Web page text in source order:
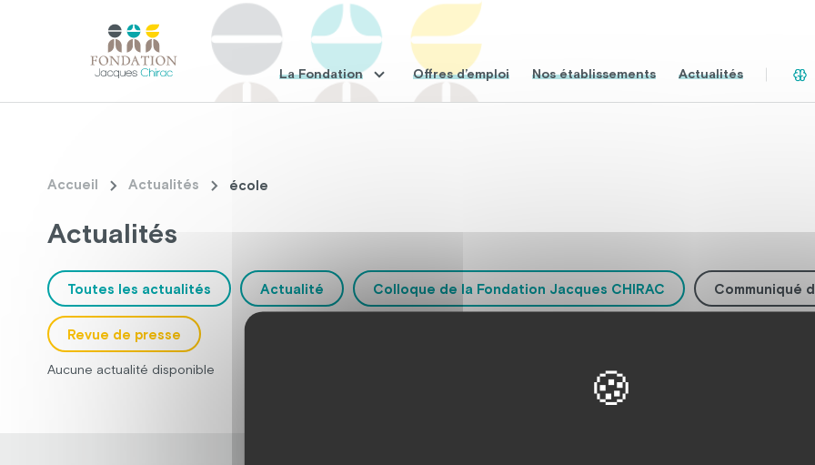
La Fondation Offres d’emploi Nos établissements Actualités
Accueil Actualités école
Actualités
Toutes les actualités Actualité Colloque de la Fondation Jacques CHIRAC Communiqué
Revue de presse
Aucune actualité disponible